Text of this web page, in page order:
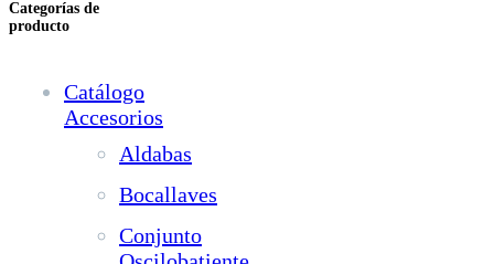
Categorías de
producto
Catálogo
Accesorios
Aldabas
Bocallaves
Conjunto